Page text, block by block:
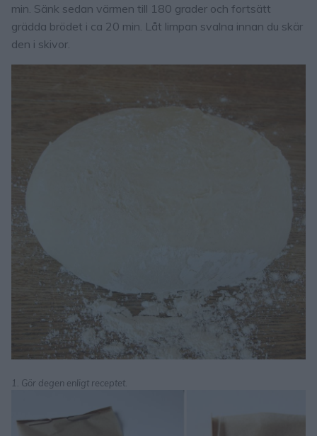
min. Sänk sedan värmen till 180 grader och fortsätt
grädda brödet i ca 20 min. Låt limpan svalna innan du skär
den i skivor.
1. Gör degen enligt receptet.